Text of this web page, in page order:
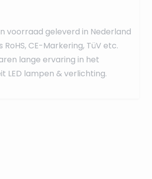
voorraad geleverd in Nederland
CE-Markering, TüV etc.
lange ervaring in het
LED lampen & verlichting.